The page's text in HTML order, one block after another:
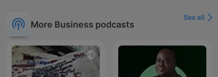
More Business podcasts
See all